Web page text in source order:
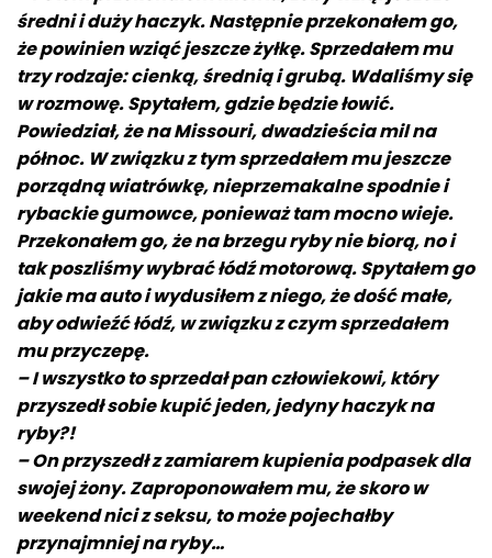
średni i duży haczyk. Następnie przekonałem go,
że powinien wziąć jeszcze żyłkę. Sprzedałem mu
trzy rodzaje: cienką, średnią i grubą. Wdaliśmy się
w rozmowę. Spytałem, gdzie będzie łowić.
Powiedział, że na Missouri, dwadzieścia mil na
północ. W związku z tym sprzedałem mu jeszcze
porządną wiatrówkę, nieprzemakalne spodnie i
rybackie gumowce, ponieważ tam mocno wieje.
Przekonałem go, że na brzegu ryby nie biorą, no i
tak poszliśmy wybrać łódź motorową. Spytałem go
jakie ma auto i wydusiłem z niego, że dość małe,
aby odwieźć łódź, w związku z czym sprzedałem
mu przyczepę.
– I wszystko to sprzedał pan człowiekowi, który
przyszedł sobie kupić jeden, jedyny haczyk na
ryby?!
– On przyszedł z zamiarem kupienia podpasek dla
swojej żony. Zaproponowałem mu, że skoro w
weekend nici z seksu, to może pojechałby
przynajmniej na ryby…